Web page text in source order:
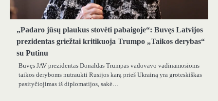
„Padaro jūsų plaukus stovėti pabaigoje“: Buvęs Latvijos
prezidentas griežtai kritikuoja Trumpo „Taikos derybas“
su Putinu
Buvęs JAV prezidentas Donaldas Trumpas vadovavo vadinamosioms
taikos deryboms nutraukti Rusijos karą prieš Ukrainą yra groteskiškas
pasityčiojimas iš diplomatijos, sakė…